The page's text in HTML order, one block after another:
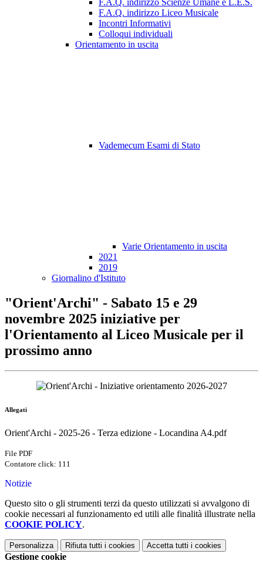
F.A.Q. indirizzo Scienze Umane e L.E.S.
F.A.Q. indirizzo Liceo Musicale
Incontri Informativi
Colloqui individuali
Orientamento in uscita
Vademecum Esami di Stato
Varie Orientamento in uscita
2021
2019
Giornalino d'Istituto
"Orient'Archi" - Sabato 15 e 29
novembre 2025 iniziative per
l'Orientamento al Liceo Musicale per il
prossimo anno
Allegati
Orient'Archi - 2025-26 - Terza edizione - Locandina A4.pdf
File PDF
Contatore click: 111
Notizie
Questo sito o gli strumenti terzi da questo utilizzati si avvalgono di
cookie necessari al funzionamento ed utili alle finalità illustrate nella
COOKIE POLICY.
Personalizza Rifiuta tutti i cookies Accetta tutti i cookies
Gestione cookie